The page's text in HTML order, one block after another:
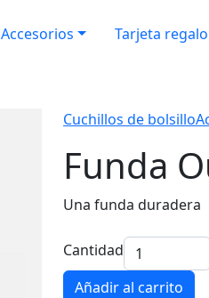
Accesorios
Tarjeta regalo
Cuchillos de bolsillo
Funda
Una funda duradera
Cantidad
Añadir al carrito